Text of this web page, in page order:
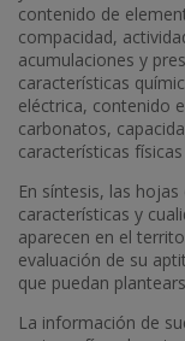
contenido de
compacidad,
acumulaciones y
características
eléctrica, contenido
carbonatos,
características
En síntesis, las
características y
aparecen en el
evaluación de su
que puedan
La información de